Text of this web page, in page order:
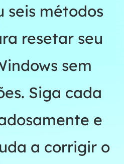
seis métodos
resetar seu
sem
Siga cada
e
a corrigir o